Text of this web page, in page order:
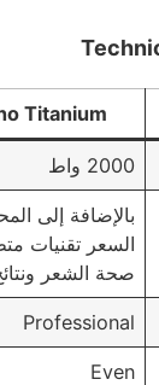
Titanium
2000 واط
بالإضافة إلى
السعر تقنيات
صحة الشعر
Professional
Even